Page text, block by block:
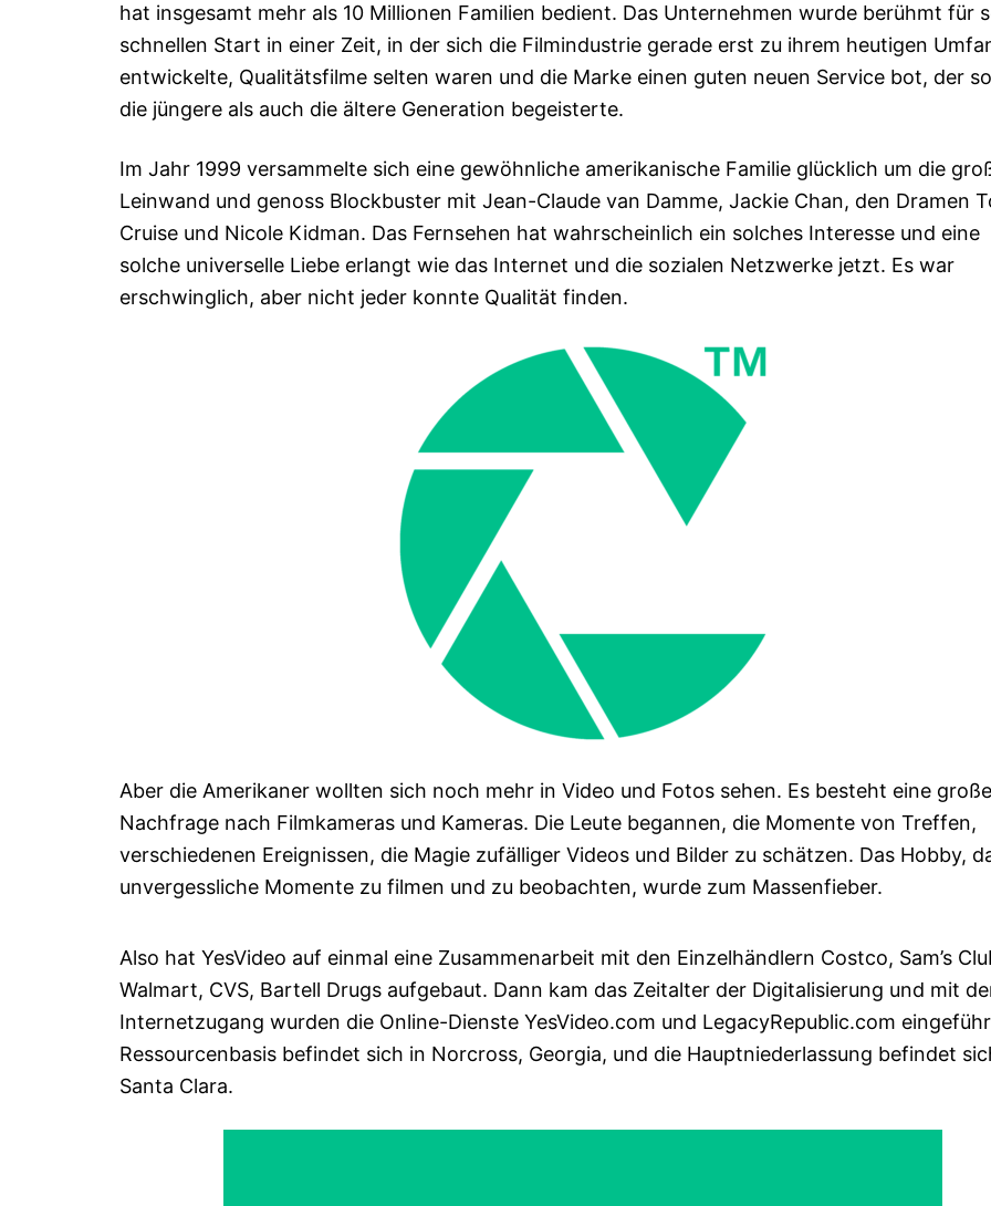
hat insgesamt mehr als 10 Millionen Familien bedient. Das Unternehmen wurde berühmt für
schnellen Start in einer Zeit, in der sich die Filmindustrie gerade erst zu ihrem heutigen
entwickelte, Qualitätsfilme selten waren und die Marke einen guten neuen Service bot, der
die jüngere als auch die ältere Generation begeisterte.
Im Jahr 1999 versammelte sich eine gewöhnliche amerikanische Familie glücklich um die
Leinwand und genoss Blockbuster mit Jean-Claude van Damme, Jackie Chan, den Dramen
Cruise und Nicole Kidman. Das Fernsehen hat wahrscheinlich ein solches Interesse und eine
solche universelle Liebe erlangt wie das Internet und die sozialen Netzwerke jetzt. Es war
erschwinglich, aber nicht jeder konnte Qualität finden.
Aber die Amerikaner wollten sich noch mehr in Video und Fotos sehen. Es besteht eine große
Nachfrage nach Filmkameras und Kameras. Die Leute begannen, die Momente von Treffen,
verschiedenen Ereignissen, die Magie zufälliger Videos und Bilder zu schätzen. Das Hobby,
unvergessliche Momente zu filmen und zu beobachten, wurde zum Massenfieber.
Also hat YesVideo auf einmal eine Zusammenarbeit mit den Einzelhändlern Costco, Sam’s
Walmart, CVS, Bartell Drugs aufgebaut. Dann kam das Zeitalter der Digitalisierung und mit
Internetzugang wurden die Online-Dienste YesVideo.com und LegacyRepublic.com
Ressourcenbasis befindet sich in Norcross, Georgia, und die Hauptniederlassung befindet
Santa Clara.